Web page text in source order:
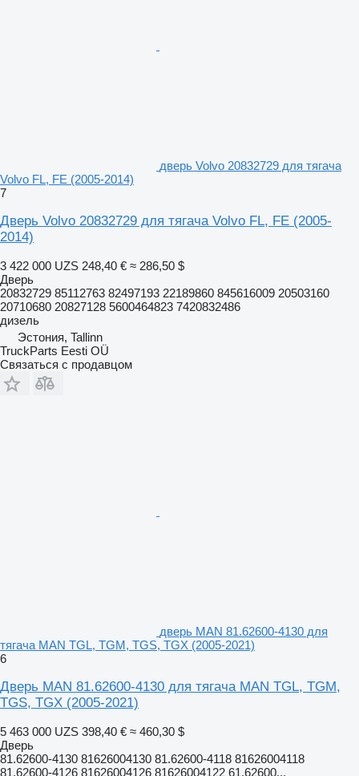
дверь Volvo 20832729 для тягача
Volvo FL, FE (2005-2014)
7
Дверь Volvo 20832729 для тягача Volvo FL, FE (2005-
2014)
3 422 000 UZS 248,40 € ≈ 286,50 $
Дверь
20832729 85112763 82497193 22189860 845616009 20503160
20710680 20827128 5600464823 7420832486
дизель
Эстония, Tallinn
TruckParts Eesti OÜ
Связаться с продавцом
дверь MAN 81.62600-4130 для
тягача MAN TGL, TGM, TGS, TGX (2005-2021)
6
Дверь MAN 81.62600-4130 для тягача MAN TGL, TGM,
TGS, TGX (2005-2021)
5 463 000 UZS 398,40 € ≈ 460,30 $
Дверь
81.62600-4130 81626004130 81.62600-4118 81626004118
81.62600-4126 81626004126 81626004122 61.62600...